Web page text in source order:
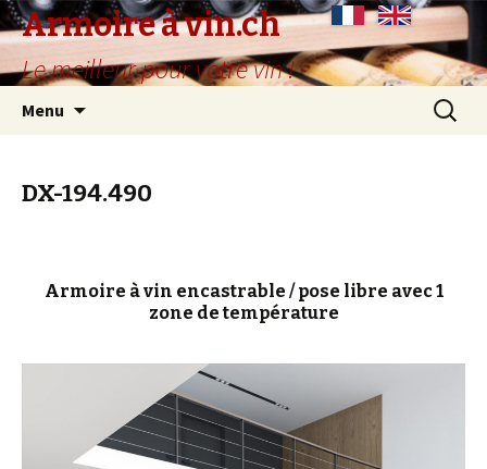
Armoire à vin.ch
Le meilleur pour votre vin !
Menu
DX-194.490
Armoire à vin encastrable / pose libre avec 1
zone de température